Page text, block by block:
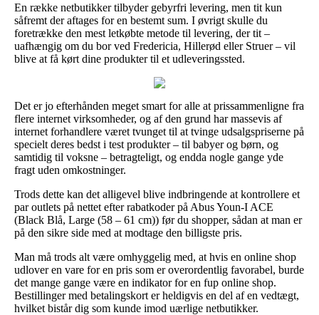
En række netbutikker tilbyder gebyrfri levering, men tit kun
såfremt der aftages for en bestemt sum. I øvrigt skulle du
foretrække den mest letkøbte metode til levering, der tit –
uafhængig om du bor ved Fredericia, Hillerød eller Struer – vil
blive at få kørt dine produkter til et udleveringssted.
Det er jo efterhånden meget smart for alle at prissammenligne fra
flere internet virksomheder, og af den grund har massevis af
internet forhandlere været tvunget til at tvinge udsalgspriserne på
specielt deres bedst i test produkter – til babyer og børn, og
samtidig til voksne – betragteligt, og endda nogle gange yde
fragt uden omkostninger.
Trods dette kan det alligevel blive indbringende at kontrollere et
par outlets på nettet efter rabatkoder på Abus Youn-I ACE
(Black Blå, Large (58 – 61 cm)) før du shopper, sådan at man er
på den sikre side med at modtage den billigste pris.
Man må trods alt være omhyggelig med, at hvis en online shop
udlover en vare for en pris som er overordentlig favorabel, burde
det mange gange være en indikator for en fup online shop.
Bestillinger med betalingskort er heldigvis en del af en vedtægt,
hvilket bistår dig som kunde imod uærlige netbutikker.